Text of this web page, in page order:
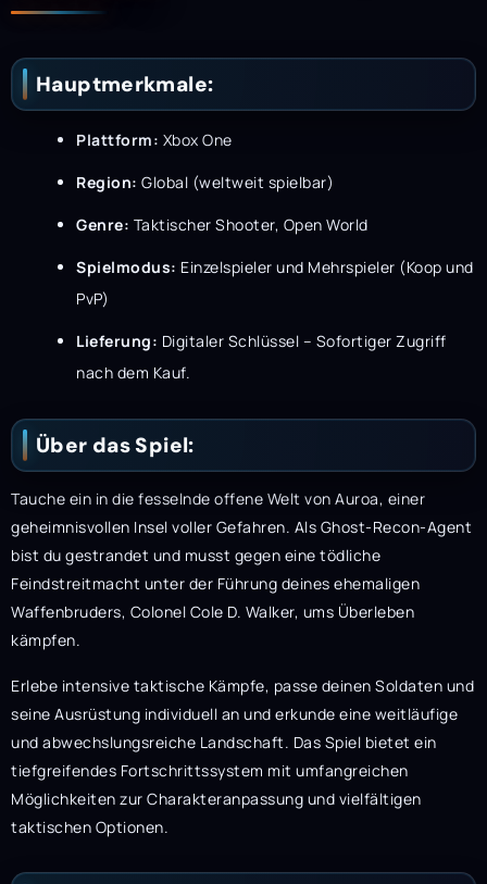
Hauptmerkmale:
Plattform: Xbox One
Region: Global (weltweit spielbar)
Genre: Taktischer Shooter, Open World
Spielmodus: Einzelspieler und Mehrspieler (Koop und
PvP)
Lieferung: Digitaler Schlüssel – Sofortiger Zugriff
nach dem Kauf.
Über das Spiel:
Tauche ein in die fesselnde offene Welt von Auroa, einer
geheimnisvollen Insel voller Gefahren. Als Ghost-Recon-Agent
bist du gestrandet und musst gegen eine tödliche
Feindstreitmacht unter der Führung deines ehemaligen
Waffenbruders, Colonel Cole D. Walker, ums Überleben
kämpfen.
Erlebe intensive taktische Kämpfe, passe deinen Soldaten und
seine Ausrüstung individuell an und erkunde eine weitläufige
und abwechslungsreiche Landschaft. Das Spiel bietet ein
tiefgreifendes Fortschrittssystem mit umfangreichen
Möglichkeiten zur Charakteranpassung und vielfältigen
taktischen Optionen.